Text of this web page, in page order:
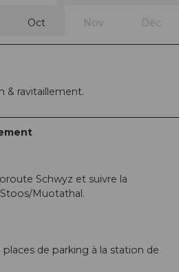
Oct Nov Déc
& ravitaillement.
Schwyz et suivre la
Muotathal.
places de parking à la station de